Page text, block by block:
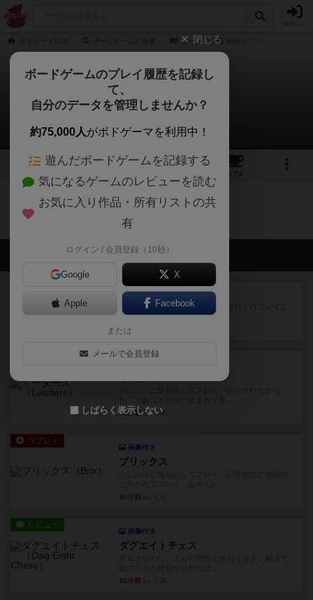
ピーク
ピーク
0件の戦略やコツ
1 2
カフェ
ピークのトップに戻る
会員の新しい投稿
スライプ
メインコマ一つサブコマ四つでそれぞれプレイし
ます。動かし方はコマか壁に...
23分前
31分前by くみ
リプレイ
画像付き
ブリックス
36分前
レビュー
画像付き
ダグエイトチェス
43分前
閉じる
ボードゲームのプレイ履歴を記録し
て、
自分のデータを管理しませんか？
約75,000人がボドゲーマを利用中！
遊んだボードゲームを記録する
気になるゲームのレビューを読む
お気に入り作品・所有リストの共
有
ログイン / 会員登録（10秒）
Google X
Apple Facebook
または
メールで会員登録
しばらく表示しない